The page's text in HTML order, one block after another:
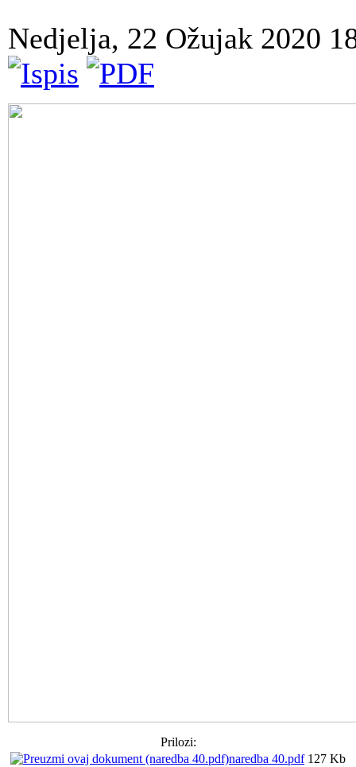
Nedjelja, 22 Ožujak 2020
Prilozi:
naredba 40.pdf 127 Kb